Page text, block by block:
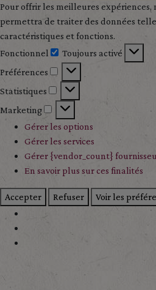
Pour offrir les meilleures expériences,
permettra de traiter des données
caractéristiques et fonctions.
Fonctionnel
Fonctionnel
Toujours activé
Préférences
Préférences
Statistiques
Statistiques
Marketing
Marketing
Gérer les options
Gérer les services
Gérer {vendor_count}
En savoir plus sur ces finalités
Accepter Refuser Voir les